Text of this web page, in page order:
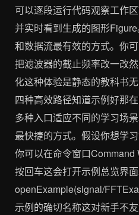
可以逐段运行代码观察工作
并实时看到生成的图形
和数据流最有效的方式。你
把滤波器的截止频率改一改
化这种体验是静态的教科书
四种高效路径知道示例好那
多种入口适应不同的学习场
最快捷的方式。假设你想学
你可以在命令窗口
按回车这会打开示例总览界
openExample(signal/
示例的确切名称这对新手不